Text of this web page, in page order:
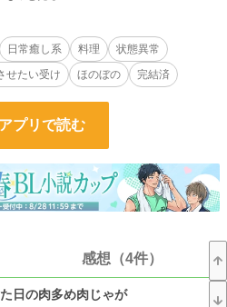
者×料理好きのセーブポイント系平凡受け
日常癒し系 料理
状態異常
せたい受け ほのぼの 完結済
アプリで読む
感想（4件）
日の肉多め肉じゃが